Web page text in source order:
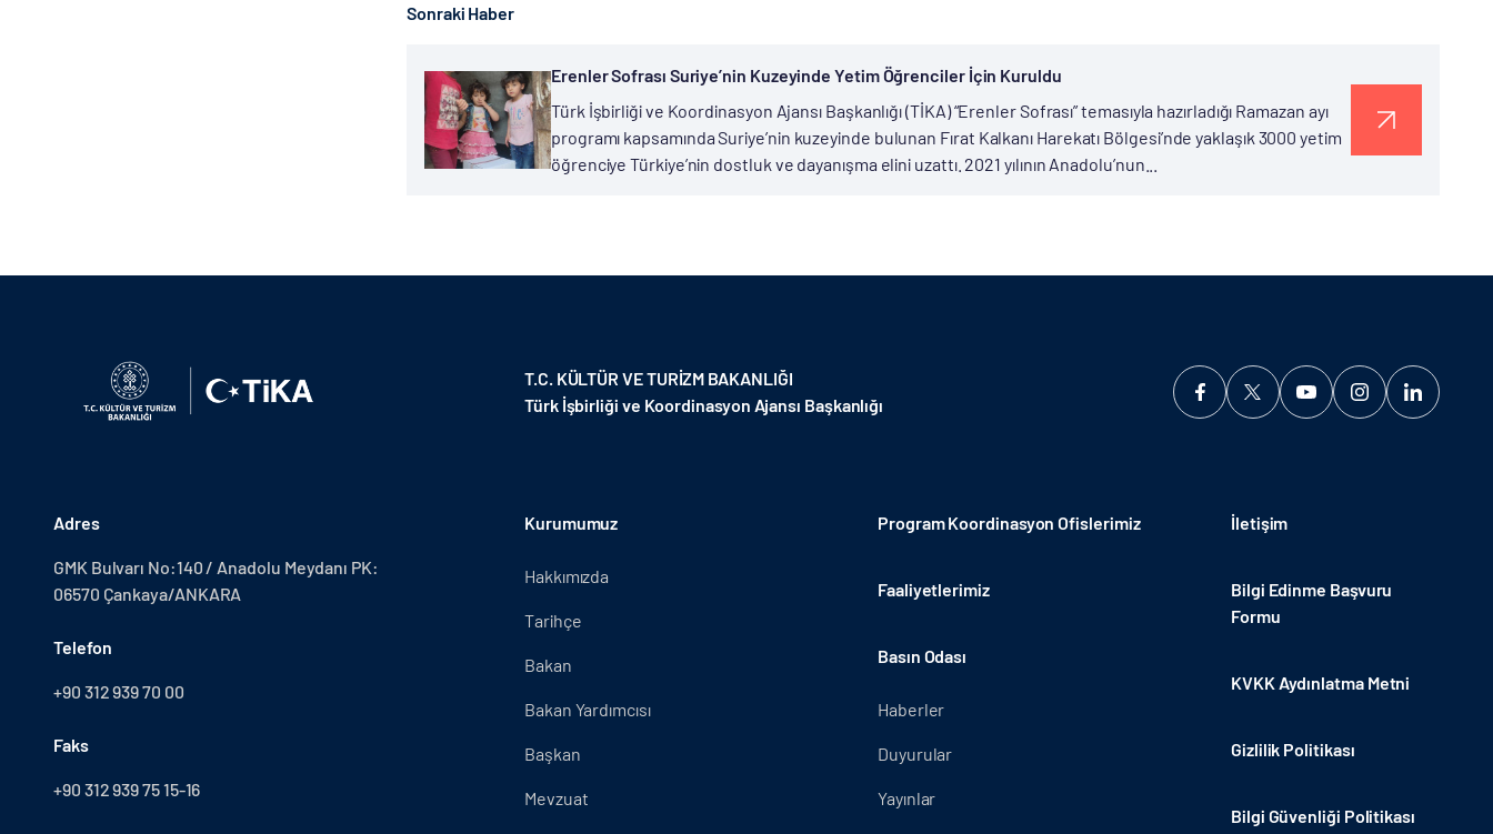
Sonraki Haber
Erenler Sofrası Suriye’nin Kuzeyinde Yetim Öğrenciler İçin Kuruldu
Türk İşbirliği ve Koordinasyon Ajansı Başkanlığı (TİKA) “Erenler Sofrası” temasıyla hazırladığı Ramazan ayı
programı kapsamında Suriye’nin kuzeyinde bulunan Fırat Kalkanı Harekatı Bölgesi’nde yaklaşık 3000 yetim
öğrenciye Türkiye’nin dostluk ve dayanışma elini uzattı. 2021 yılının Anadolu’nun...
T.C. KÜLTÜR VE TURİZM BAKANLIĞI
Türk İşbirliği ve Koordinasyon Ajansı Başkanlığı
Adres
GMK Bulvarı No:140 / Anadolu Meydanı PK:
06570 Çankaya/ANKARA
Telefon
+90 312 939 70 00
Faks
+90 312 939 75 15-16
Kurumumuz
Hakkımızda
Tarihçe
Bakan
Bakan Yardımcısı
Başkan
Mevzuat
Program Koordinasyon Ofislerimiz
Faaliyetlerimiz
Basın Odası
Haberler
Duyurular
Yayınlar
İletişim
Bilgi Edinme Başvuru
Formu
KVKK Aydınlatma Metni
Gizlilik Politikası
Bilgi Güvenliği Politikası